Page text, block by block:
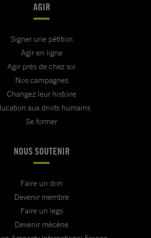
AGIR
Signer une pétition
Agir en ligne
Agir près de chez soi
Nos campagnes
Changez leur histoire
aux droits humains
Se former
NOUS SOUTENIR
Faire un don
Devenir membre
Faire un legs
Devenir mécène